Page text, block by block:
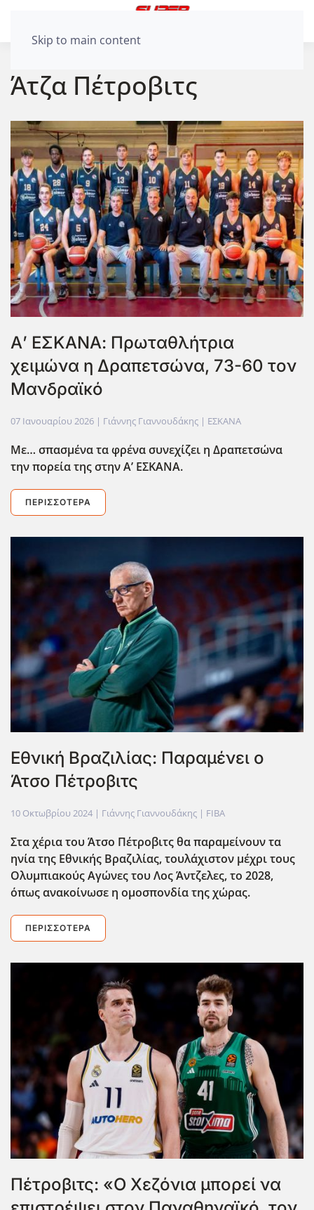
Skip to main content
Άτζα Πέτροβιτς
Α’ ΕΣΚΑΝΑ: Πρωταθλήτρια
χειμώνα η Δραπετσώνα, 73-60 τον
Μανδραϊκό
07 Ιανουαρίου 2026 | Γιάννης Γιαννουδάκης | ΕΣΚΑΝΑ
Με… σπασμένα τα φρένα συνεχίζει η Δραπετσώνα
την πορεία της στην Α’ ΕΣΚΑΝΑ.
ΠΕΡΙΣΣΌΤΕΡΑ
Εθνική Βραζιλίας: Παραμένει ο
Άτσο Πέτροβιτς
10 Οκτωβρίου 2024 | Γιάννης Γιαννουδάκης | FIBA
Στα χέρια του Άτσο Πέτροβιτς θα παραμείνουν τα
ηνία της Εθνικής Βραζιλίας, τουλάχιστον μέχρι τους
Ολυμπιακούς Αγώνες του Λος Άντζελες, το 2028,
όπως ανακοίνωσε η ομοσπονδία της χώρας.
ΠΕΡΙΣΣΌΤΕΡΑ
Πέτροβιτς: «Ο Χεζόνια μπορεί να